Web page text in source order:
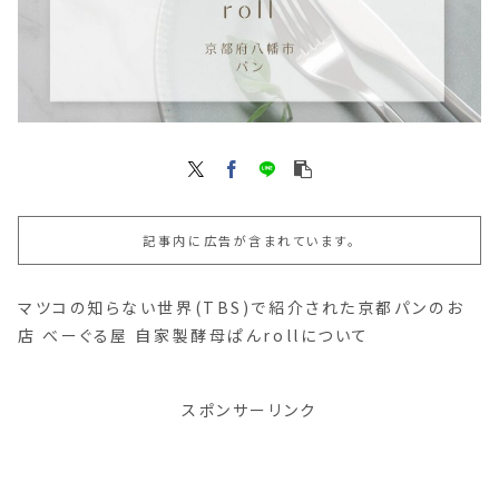
記事内に広告が含まれています。
マツコの知らない世界(TBS)で紹介された京都パンのお
店 べーぐる屋 自家製酵母ぱんrollについて
スポンサーリンク